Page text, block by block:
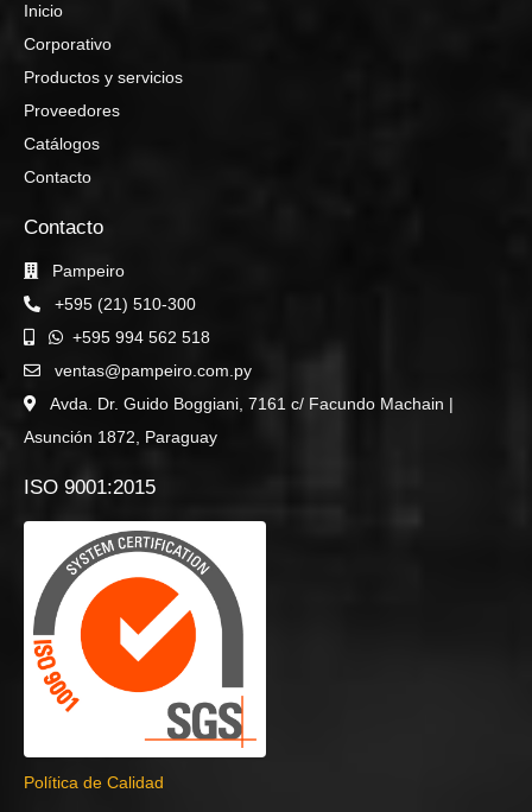
Inicio
Corporativo
Productos y servicios
Proveedores
Catálogos
Contacto
Contacto
Pampeiro
+595 (21) 510-300
+595 994 562 518
ventas@pampeiro.com.py
Avda. Dr. Guido Boggiani, 7161 c/ Facundo Machain |
Asunción 1872, Paraguay
ISO 9001:2015
Política de Calidad